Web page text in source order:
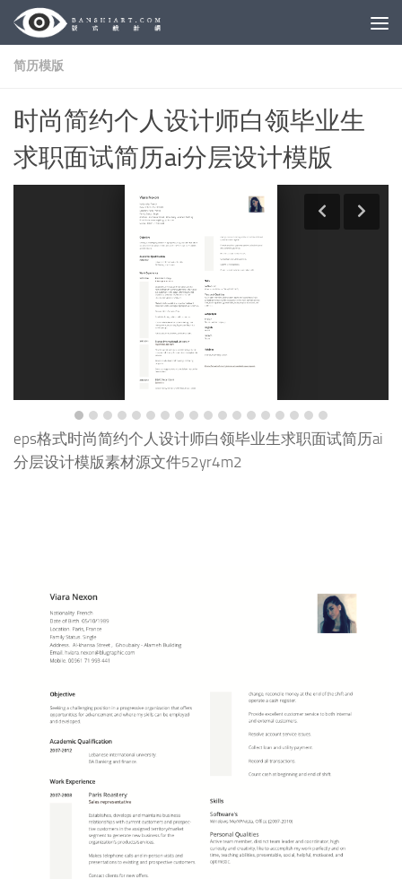
Skip to content
简历模版
时尚简约个人设计师白领毕业生
求职面试简历ai分层设计模版
eps格式时尚简约个人设计师白领毕业生求职面试简历ai
分层设计模版素材源文件52yr4m2